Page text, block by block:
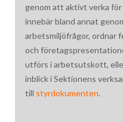
genom att aktivt verka
innebär bland annat
arbetsmiljöfrågor, ordnar
och
utförs i arbetsutskott,
inblick i Sektionens
till styrdokumenten.